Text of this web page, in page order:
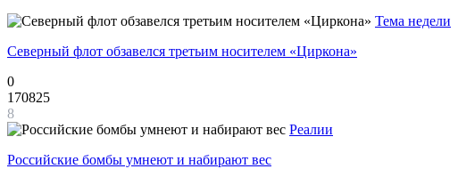
Тема недели
Северный флот обзавелся третьим носителем «Циркона»
0
170825
8
Реалии
Российские бомбы умнеют и набирают вес